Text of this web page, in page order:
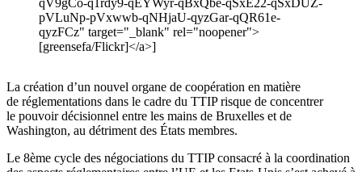
qV9gCo-q1rdy9-qEYWyr-qBxQbe-qSxE22-qSxDUZ-
pVLuNp-pVxwwb-qNHjaU-qyzGar-qQR61e-
qyzFCz" target="_blank" rel="noopener">
[greensefa/Flickr]</a>]
La création d’un nouvel organe de coopération en matière
de réglementations dans le cadre du TTIP risque de concentrer
le pouvoir décisionnel entre les mains de Bruxelles et de
Washington, au détriment des États membres.
Le 8ème cycle des négociations du TTIP consacré à la coordination